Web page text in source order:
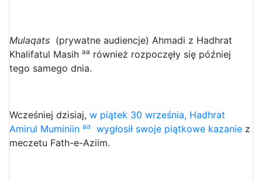
Mulaqats (prywatne audiencje) Ahmadi z Hadhrat
Khalifatul Masih aa również rozpoczęły się później
tego samego dnia.
Wcześniej dzisiaj, w piątek 30 września, Hadhrat
Amirul Muminiin aa wygłosił swoje piątkowe kazanie z
meczetu Fath-e-Aziim.